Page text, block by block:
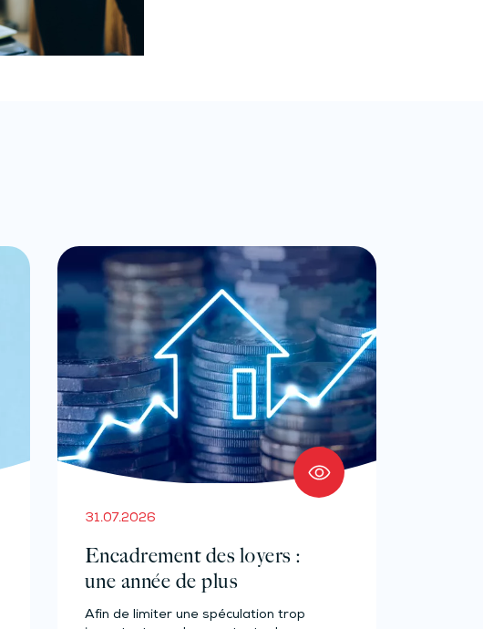
31.07.2026
Encadrement des loyers :
une année de plus
Afin de limiter une spéculation trop